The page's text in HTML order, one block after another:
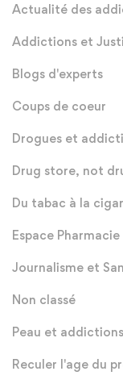
Actualité des
Addictions et
Blogs d'experts
Coups de coeur
Drogues et
Drug store, not
Du tabac à la
Espace Pharmacie
Journalisme et
Non classé
Peau et addictions
Reculer l'age du